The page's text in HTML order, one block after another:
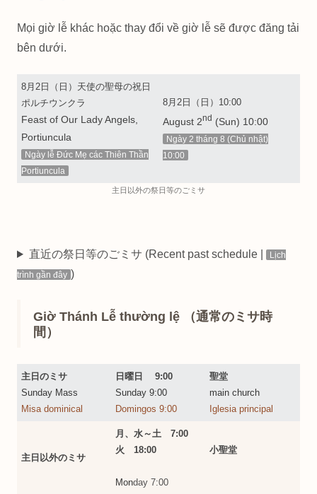
Mọi giờ lễ khác hoặc thay đổi về giờ lễ sẽ được đăng tải
bên dưới.
8月2日（日）天使の聖母の祝日
ポルチウンクラ
Feast of Our Lady Angels,
Portiuncula
Ngày lễ Đức Mẹ các Thiên Thần
Portiuncula
8月2日（日）10:00
August 2nd (Sun) 10:00
Ngày 2 tháng 8 (Chủ nhật)
10:00
主日以外の祭日等のごミサ
直近の祭日等のごミサ (Recent past schedule |
Lịch
trình gần đây )
Giờ Thánh Lễ thường lệ （通常のミサ時
間）
主日のミサ
Sunday Mass
Misa dominical
日曜日 9:00
Sunday 9:00
Domingos 9:00
聖堂
main church
Iglesia principal
主日以外のミサ
月、水～土 7:00
火 18:00
Monday 7:00
小聖堂